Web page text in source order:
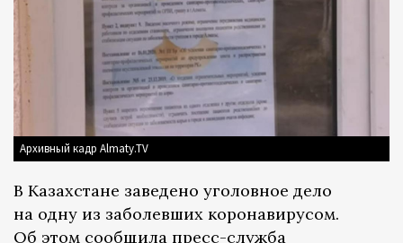
Архивный кадр Almaty.TV
В Казахстане заведено уголовное дело
на одну из заболевших коронавирусом.
Об этом сообщила пресс-служба